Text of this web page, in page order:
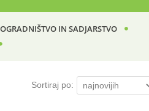
IN SADJARSTVO
Sortiraj po: